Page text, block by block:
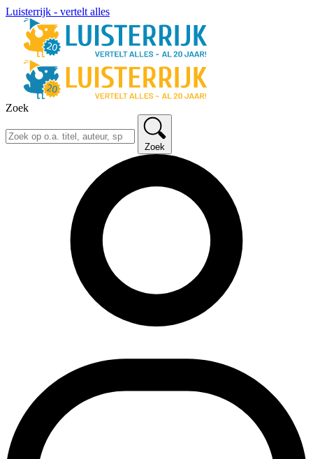
Luisterrijk - vertelt alles
Zoek
Zoek